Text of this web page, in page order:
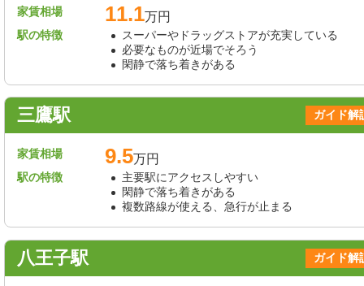
家賃相場 11.1万円
駅の特徴
スーパーやドラッグストアが充実している
必要なものが近場でそろう
閑静で落ち着きがある
ガイド解
三鷹駅
家賃相場 9.5万円
駅の特徴
主要駅にアクセスしやすい
閑静で落ち着きがある
複数路線が使える、急行が止まる
ガイド解
八王子駅